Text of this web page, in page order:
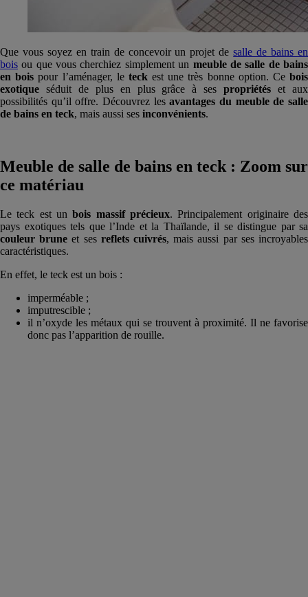
Que vous soyez en train de concevoir un projet desalle de bains en
bois ou que vous cherchiez simplement un meuble de salle de bains
en bois pour l’aménager, le teck est une très bonne option. Cebois
exotique séduit de plus en plus grâce à sespropriétéset aux
possibilités qu’il offre. Découvrez lesavantages du meuble de salle
de bains en teck, mais aussi ses inconvénients.
Meuble de salle de bains en teck : Zoom sur
ce matériau
Le teck est un bois massif précieux. Principalement originaire des
pays exotiques tels que l’Inde et la Thaïlande, il se distingue par sa
couleur brune et ses reflets cuivrés, mais aussi par ses incroyables
caractéristiques.
En effet, le teck est un bois :
imperméable ;
imputrescible ;
il n’oxyde les métaux qui se trouvent à proximité. Il ne favorise
donc pas l’apparition de rouille.